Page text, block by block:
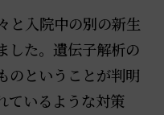
と入院中の別の新生
した。遺伝子解析の
のということが判明
ているような対策